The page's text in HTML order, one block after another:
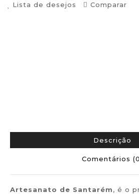
Lista de desejos Comparar
Descrição
Comentários
Artesanato de Santarém, é o